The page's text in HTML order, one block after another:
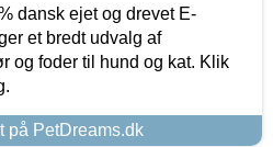
dansk ejet og drevet E-
et bredt udvalg af
og foder til hund og kat. Klik
på PetDreams.dk